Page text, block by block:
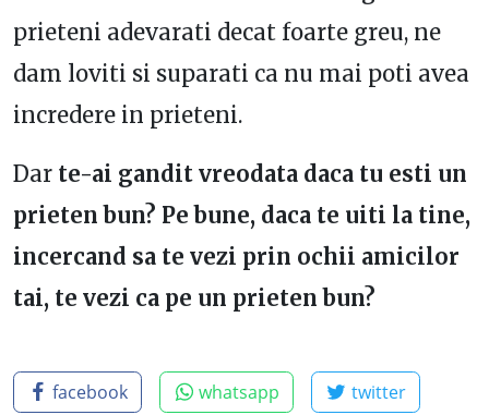
prieteni adevarati decat foarte greu, ne
dam loviti si suparati ca nu mai poti avea
incredere in prieteni.
Dar te-ai gandit vreodata daca tu esti un
prieten bun? Pe bune, daca te uiti la tine,
incercand sa te vezi prin ochii amicilor
tai, te vezi ca pe un prieten bun?
facebook whatsapp twitter